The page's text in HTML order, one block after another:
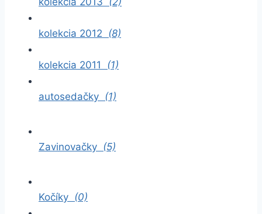
kolekcia 2012 (8)
kolekcia 2011 (1)
autosedačky (1)
Zavinovačky (5)
Kočíky (0)